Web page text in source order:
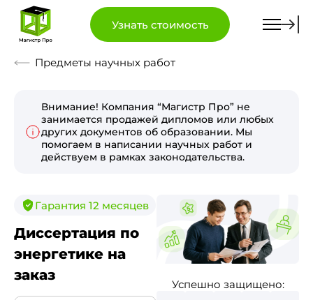
Узнать стоимость
Предметы научных работ
Внимание! Компания “Магистр Про” не
занимается продажей дипломов или любых
других документов об образовании. Мы
помогаем в написании научных работ и
действуем в рамках законодательства.
Гарантия 12 месяцев
Диссертация по
энергетике на
заказ
Успешно защищено: